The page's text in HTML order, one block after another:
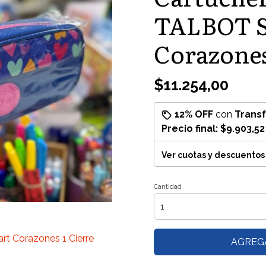
Corazones 1 Cierre
TALBOT
$11.254,00
12% OFF con
Precio final: $9.903,52
Ver cuotas y descuentos
Cantidad